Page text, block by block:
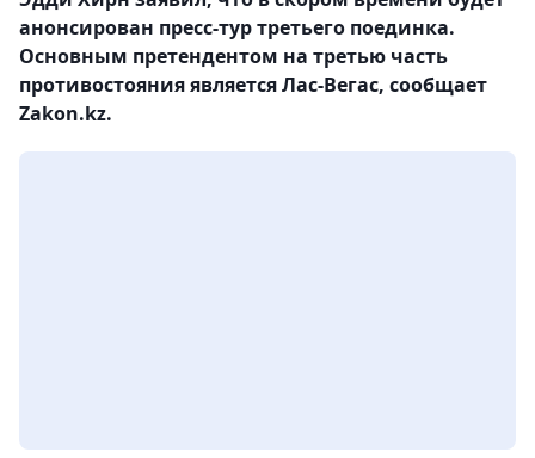
анонсирован пресс-тур третьего поединка.
Основным претендентом на третью часть
противостояния является Лас-Вегас, сообщает
Zakon.kz.